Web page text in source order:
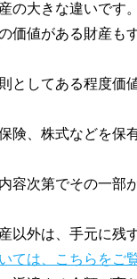
の大きな違いです。
価値がある財産も
としてある程度価
険、株式などを保
容次第でその一部
以外は、手元に残
ては、こちらをご